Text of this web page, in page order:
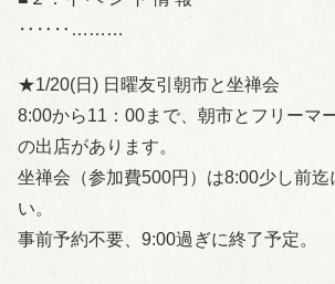
‥‥‥………
★1/20(日) 日曜友引朝市と坐禅会
8:00から11：00まで、朝市とフリーマ
の出店があります。
坐禅会（参加費500円）は8:00少し前迄
い。
事前予約不要、9:00過ぎに終了予定。